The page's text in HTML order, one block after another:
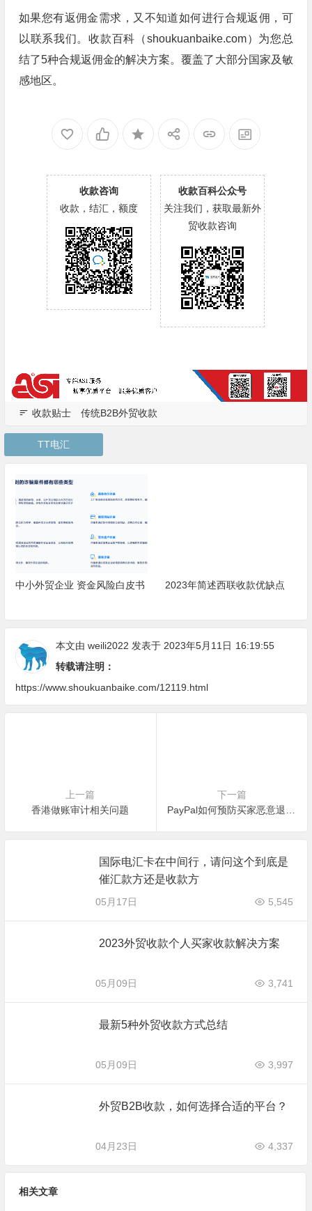
如果您有返佣金需求，又不知道如何进行合规返佣，可
以联系我们。收款百科（shoukuanbaike.com）为您总
结了5种合规返佣金的解决方案。覆盖了大部分国家及敏
感地区。
收款咨询
收款，结汇，额度
收款百科公众号
关注我们，获取最新外
贸收款咨询
收款贴士 传统B2B外贸收款
TT电汇
中小外贸企业 资金风险白皮书 2023年简述西联收款优缺点
本文由 weili2022 发表于 2023年5月11日 16:19:55
转载请注明：
https://www.shoukuanbaike.com/12119.html
上一篇
香港做账审计相关问题
下一篇
国际电汇卡在中间行，请问这个到底是
催汇款方还是收款方
05月17日 5,545
2023外贸收款个人买家收款解决方案
05月09日 3,741
最新5种外贸收款方式总结
05月09日 3,997
外贸B2B收款，如何选择合适的平台？
04月23日 4,337
相关文章